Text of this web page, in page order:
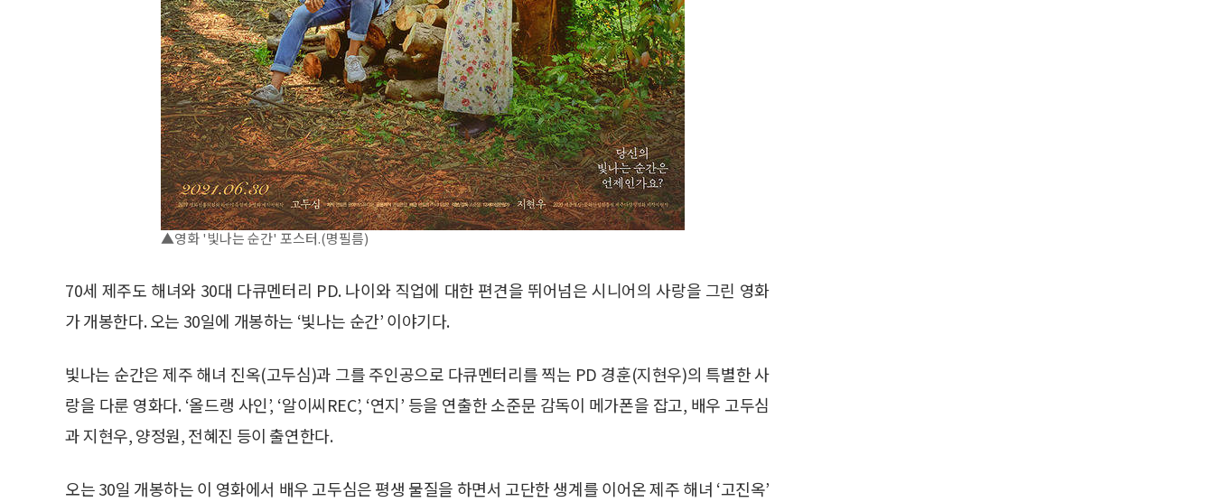
▲영화 '빛나는 순간' 포스터.(명필름)
70세 제주도 해녀와 30대 다큐멘터리 PD. 나이와 직업에 대한 편견을 뛰어넘은 시니어의 사랑을 그린 영화
가 개봉한다. 오는 30일에 개봉하는 ‘빛나는 순간’ 이야기다.
빛나는 순간은 제주 해녀 진옥(고두심)과 그를 주인공으로 다큐멘터리를 찍는 PD 경훈(지현우)의 특별한 사
랑을 다룬 영화다. ‘올드랭 사인’, ‘알이씨REC’, ‘연지’ 등을 연출한 소준문 감독이 메가폰을 잡고, 배우 고두심
과 지현우, 양정원, 전혜진 등이 출연한다.
오는 30일 개봉하는 이 영화에서 배우 고두심은 평생 물질을 하면서 고단한 생계를 이어온 제주 해녀 ‘고진옥’